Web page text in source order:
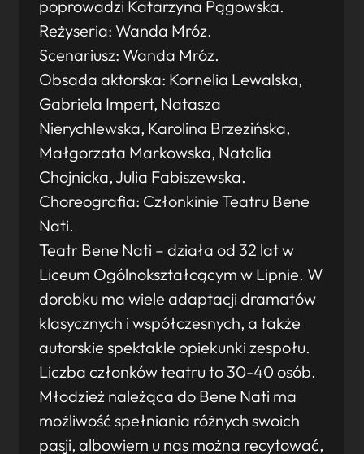
poprowadzi Katarzyna Pągowska.
Reżyseria: Wanda Mróz.
Scenariusz: Wanda Mróz.
Obsada aktorska: Kornelia Lewalska,
Gabriela Impert, Natasza
Nierychlewska, Karolina Brzezińska,
Małgorzata Markowska, Natalia
Chojnicka, Julia Fabiszewska.
Choreografia: Członkinie Teatru Bene
Nati.
Teatr Bene Nati – działa od 32 lat w
Liceum Ogólnokształcącym w Lipnie. W
dorobku ma wiele adaptacji dramatów
klasycznych i współczesnych, a także
autorskie spektakle opiekunki zespołu.
Liczba członków teatru to 30-40 osób.
Młodzież należąca do Bene Nati ma
możliwość spełniania różnych swoich
pasji, albowiem u nas można recytować,